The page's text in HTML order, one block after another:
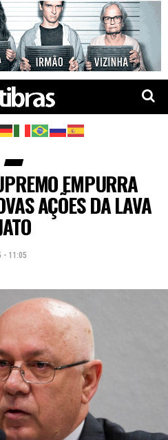
EMPURRA
AÇÕES DA LAVA
- 11:05